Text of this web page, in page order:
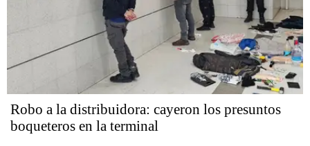
Robo a la distribuidora: cayeron los presuntos
boqueteros en la terminal